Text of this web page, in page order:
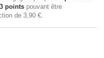
points pouvant être
de 3,90 €.